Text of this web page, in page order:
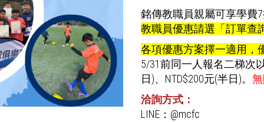
銘傳教職員親屬可享學費7
教職員優惠請選「訂單查
各項優惠方案擇一適用，
5/31前同一人報名二梯次
日)、NTD$200元(半日)。
洽詢方式：
LINE：@mcfc